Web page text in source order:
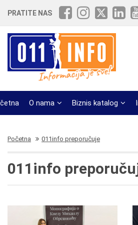
PRATITE NAS
O nama Biznis katalog
Početna 011info preporučuje
011info